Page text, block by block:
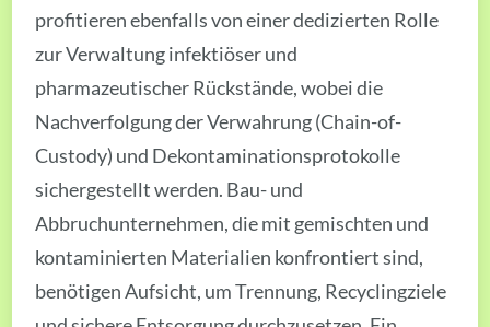
profitieren ebenfalls von einer dedizierten Rolle
zur Verwaltung infektiöser und
pharmazeutischer Rückstände, wobei die
Nachverfolgung der Verwahrung (Chain-of-
Custody) und Dekontaminationsprotokolle
sichergestellt werden. Bau- und
Abbruchunternehmen, die mit gemischten und
kontaminierten Materialien konfrontiert sind,
benötigen Aufsicht, um Trennung, Recyclingziele